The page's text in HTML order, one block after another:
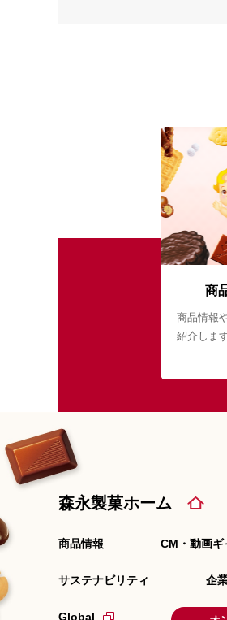
商
商品情報
紹介します
森永製菓ホーム
商品情報 CM・動画ギ
サステナビリティ 企
Global